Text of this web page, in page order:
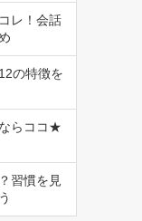
レ！会話
の特徴を
らココ★
習慣を見